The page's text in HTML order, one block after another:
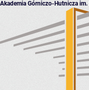
Akademia Górniczo-Hutnicza